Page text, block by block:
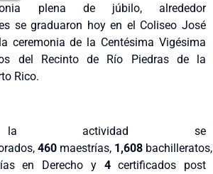
plena de júbilo, alrededor
se graduaron hoy en el Coliseo José
ceremonia de la Centésima Vigésima
del Recinto de Río Piedras de la
Rico.
la actividad se
460 maestrías, 1,608
en Derecho y 4certificados post